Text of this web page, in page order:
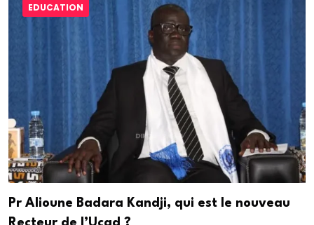
EDUCATION
Pr Alioune Badara Kandji, qui est le nouveau